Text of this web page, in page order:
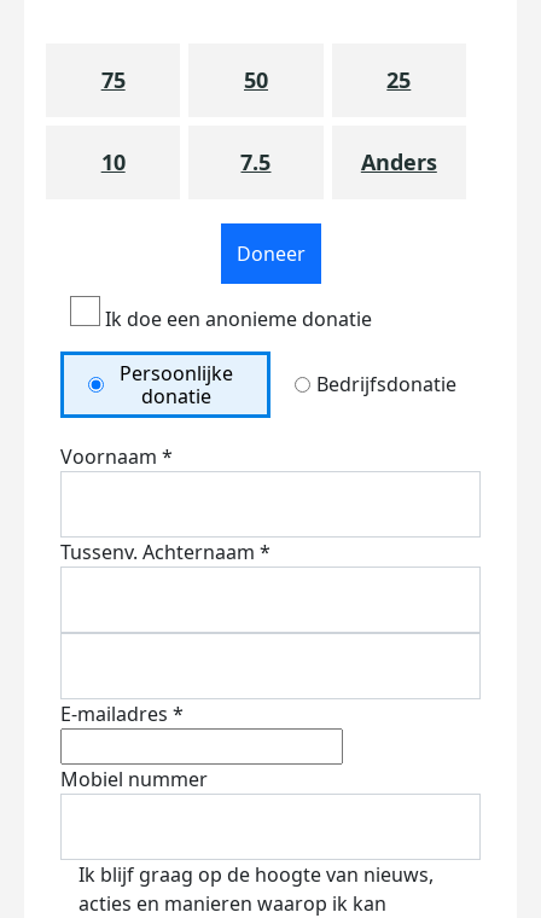
75 50 25
10 7.5 Anders
Doneer
Ik doe een anonieme donatie
Persoonlijke
donatie
Bedrijfsdonatie
Voornaam *
Tussenv. Achternaam *
E-mailadres *
Mobiel nummer
Ik blijf graag op de hoogte van nieuws,
acties en manieren waarop ik kan